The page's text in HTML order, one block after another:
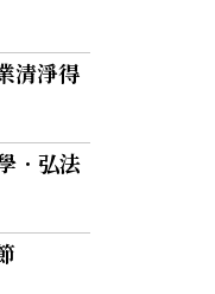
清淨得
．弘法